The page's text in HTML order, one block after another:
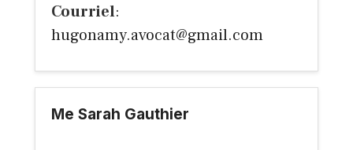
Courriel:
hugonamy.avocat@gmail.com
Me Sarah Gauthier